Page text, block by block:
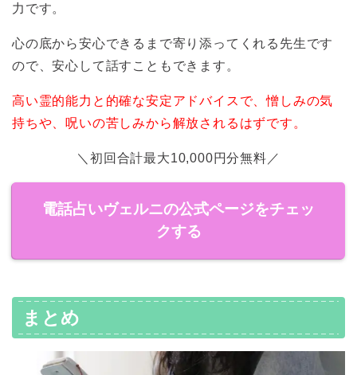
力です。
心の底から安心できるまで寄り添ってくれる先生です
ので、安心して話すこともできます。
高い霊的能力と的確な安定アドバイスで、憎しみの気
持ちや、呪いの苦しみから解放されるはずです。
＼初回合計最大10,000円分無料／
電話占いヴェルニの公式ページをチェッ
クする
まとめ